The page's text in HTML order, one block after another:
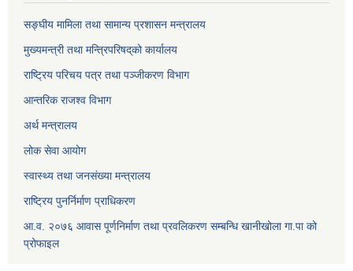
सङ्घीय मामिला तथा सामान्य प्रशासन मन्त्रालय
मुख्यमन्त्री तथा मन्त्रिपरिषद्‌को कार्यालय
राष्ट्रिय परिचय पत्र तथा पञ्जीकरण विभाग
आन्तरिक राजश्व विभाग
अर्थ मन्त्रालय
लोक सेवा आयोग
स्वास्थ्य तथा जनसंख्या मन्त्रालय
राष्ट्रिय पुनर्निर्माण प्राधिकरण
आ.व. २०७६ आवास पूर्णनिर्माण तथा प्रवलिकरण सम्बन्धि खानीखोला गा.पा को
प्रोफाइल